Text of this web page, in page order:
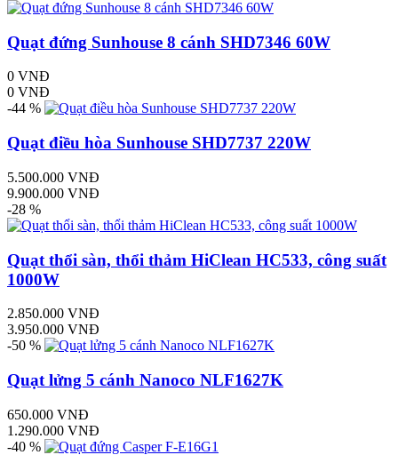
Quạt đứng Sunhouse 8 cánh SHD7346 60W
0 VNĐ
0 VNĐ
-44 %
Quạt điều hòa Sunhouse SHD7737 220W
5.500.000 VNĐ
9.900.000 VNĐ
-28 %
Quạt thổi sàn, thổi thảm HiClean HC533, công suất
1000W
2.850.000 VNĐ
3.950.000 VNĐ
-50 %
Quạt lửng 5 cánh Nanoco NLF1627K
650.000 VNĐ
1.290.000 VNĐ
-40 %